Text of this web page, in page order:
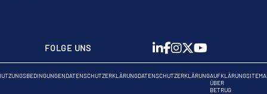
FOLGE UNS
DATENSCHUTZERKLÄRUNGDATENSCHUTZERKLÄRUNGAUFKLÄRUNG
ÜBER
BETRUG